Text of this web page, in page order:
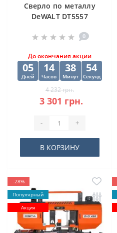
Cверлo по металлу
DeWALT DT5557
10х84х133 мм
0
До окончания акции
05
Дней
14
Часов
38
Минут
53
Секунд
4 232 грн.
3 301 грн.
- +
В КОРЗИНУ
-28%
Популярный
Акция